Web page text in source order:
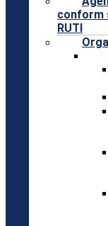
conform
RUTI